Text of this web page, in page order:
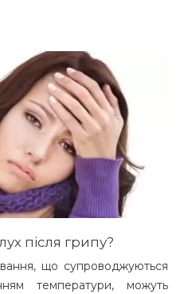
після грипу?
що супроводжуються
температури, можуть